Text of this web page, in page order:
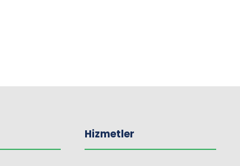
Hizmetler